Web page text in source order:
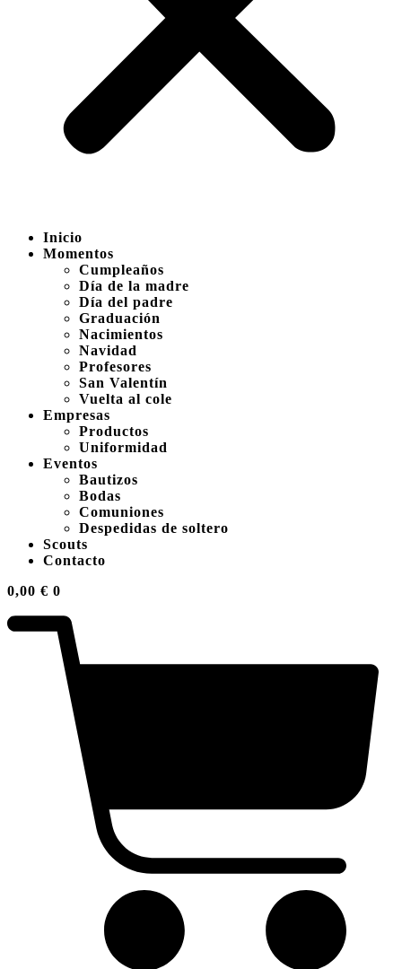
Inicio
Momentos
Cumpleaños
Día de la madre
Día del padre
Graduación
Nacimientos
Navidad
Profesores
San Valentín
Vuelta al cole
Empresas
Productos
Uniformidad
Eventos
Bautizos
Bodas
Comuniones
Despedidas de soltero
Scouts
Contacto
0,00 € 0